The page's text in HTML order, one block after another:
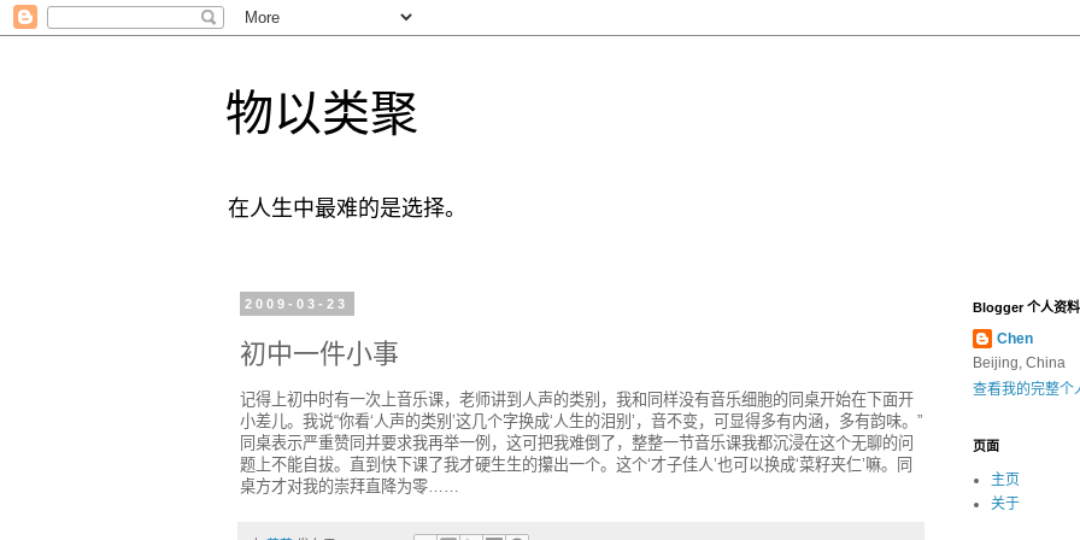
物以类聚
在人生中最难的是选择。
2009-03-23
初中一件小事
记得上初中时有一次上音乐课，老师讲到人声的类别，我和同样没有音乐细胞的同桌开始在下面开
小差儿。我说“你看‘人声的类别’这几个字换成‘人生的泪别’，音不变，可显得多有内涵，多有韵味。”
同桌表示严重赞同并要求我再举一例，这可把我难倒了，整整一节音乐课我都沉浸在这个无聊的问
题上不能自拔。直到快下课了我才硬生生的攥出一个。这个‘才子佳人’也可以换成‘菜籽夹仁’嘛。同
桌方才对我的崇拜直降为零……
Blogger 个人资料
Chen
Beijing, China
查看我的完整个
页面
主页
关于